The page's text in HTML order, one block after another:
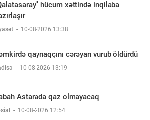
hücum xəttində inqilaba
- 10-08-2026 13:38
qaynaqçını cərəyan vurub öldürdü
- 10-08-2026 13:19
Astarada qaz olmayacaq
- 10-08-2026 12:54